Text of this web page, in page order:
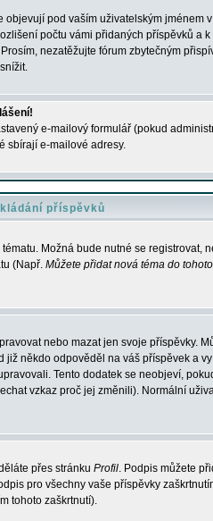
pod vaším uživatelským jménem
počtu vámi přidaných příspěvků a
nezatěžujte fórum zbytečným
e-mailový formulář (pokud
sbírají e-mailové adresy.
příspěvků
Možná bude nutné se registrovat,
(Např. Můžete přidat nová téma do
nebo mazat jen svoje příspěvky.
již někdo odpověděl na váš příspěvek a
Tento dodatek se neobjeví,
vzkaz proč jej změnili). Normální
přes stránku Profil. Podpis můžete
pro všechny vaše příspěvky
tohoto zaškrtnutí).